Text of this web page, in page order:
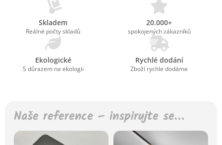
Skladem
Reálné počty skladů
20.000+
spokojených zákazníků
Ekologické
S důrazem na ekologii
Rychlé dodání
Zboží rychle dodáme
Naše reference – inspirujte se…